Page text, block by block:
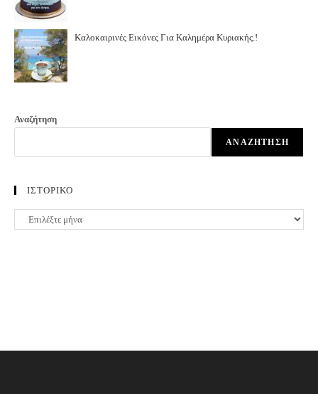
Καλοκαιρινές Εικόνες Για Καλημέρα Κυριακής.!
Αναζήτηση
ΑΝΑΖΉΤΗΣΗ
ΙΣΤΟΡΙΚΟ
ΙΣΤΟΡΙΚΟ